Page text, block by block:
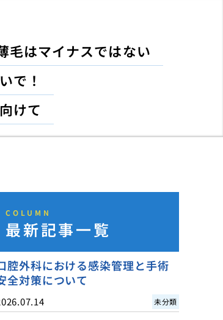
毛はマイナスではない
で！
けて
COLUMN
最新記事一覧
腔外科における感染管理と手術
全対策について
未分類